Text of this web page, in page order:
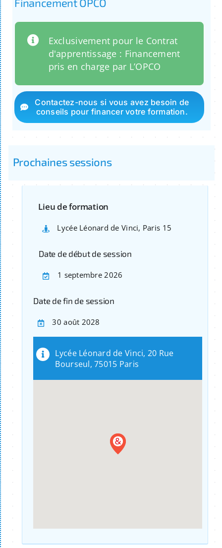
Exclusivement pour le Contrat
d'apprentissage : Financement
pris en charge par L’OPCO
Contactez-nous si vous avez besoin de
conseils pour financer votre formation.
Prochaines sessions
Lieu de formation
Lycée Léonard de Vinci, Paris 15
Date de début de session
1 septembre 2026
Date de fin de session
30 août 2028
Lycée Léonard de Vinci, 20 Rue
Bourseul, 75015 Paris